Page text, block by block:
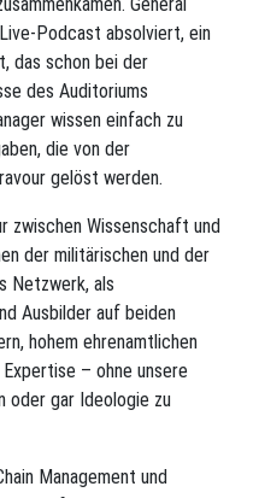
Podcast absolviert, ein
das schon bei der
des Auditoriums
wissen einfach zu
die von der
gelöst werden.
zwischen Wissenschaft und
der militärischen und der
Netzwerk, als
Ausbilder auf beiden
hohem ehrenamtlichen
– ohne unsere
oder gar Ideologie zu
Management und